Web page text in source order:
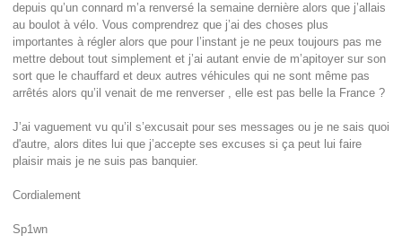
depuis qu’un connard m’a renversé la semaine dernière alors que j’allais
au boulot à vélo. Vous comprendrez que j’ai des choses plus
importantes à régler alors que pour l’instant je ne peux toujours pas me
mettre debout tout simplement et j’ai autant envie de m’apitoyer sur son
sort que le chauffard et deux autres véhicules qui ne sont même pas
arrêtés alors qu’il venait de me renverser , elle est pas belle la France ?
J’ai vaguement vu qu’il s’excusait pour ses messages ou je ne sais quoi
d'autre, alors dites lui que j’accepte ses excuses si ça peut lui faire
plaisir mais je ne suis pas banquier.
Cordialement
Sp1wn